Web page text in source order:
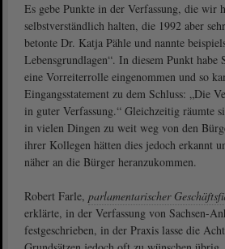
Es gebe Punkte in der Verfassung, die wir
selbstverständlich halten, die 1992 aber
betonte Dr. Katja Pähle und nannte
Lebensgrundlagen“. In diesem Punkt habe
eine Vorreiterrolle eingenommen und so
Eingangsstatement zu dem Schluss: „Die
in guter Verfassung.“ Gleichzeitig räumte
in vielen Dingen zu weit weg von den
ihrer Kollegen hätten dies jedoch erkannt
näher an die Bürger heranzukommen.
Robert Farle, parlamentarischer
erklärte, in der Verfassung von Sachsen-
festgeschrieben, in der Praxis lasse die